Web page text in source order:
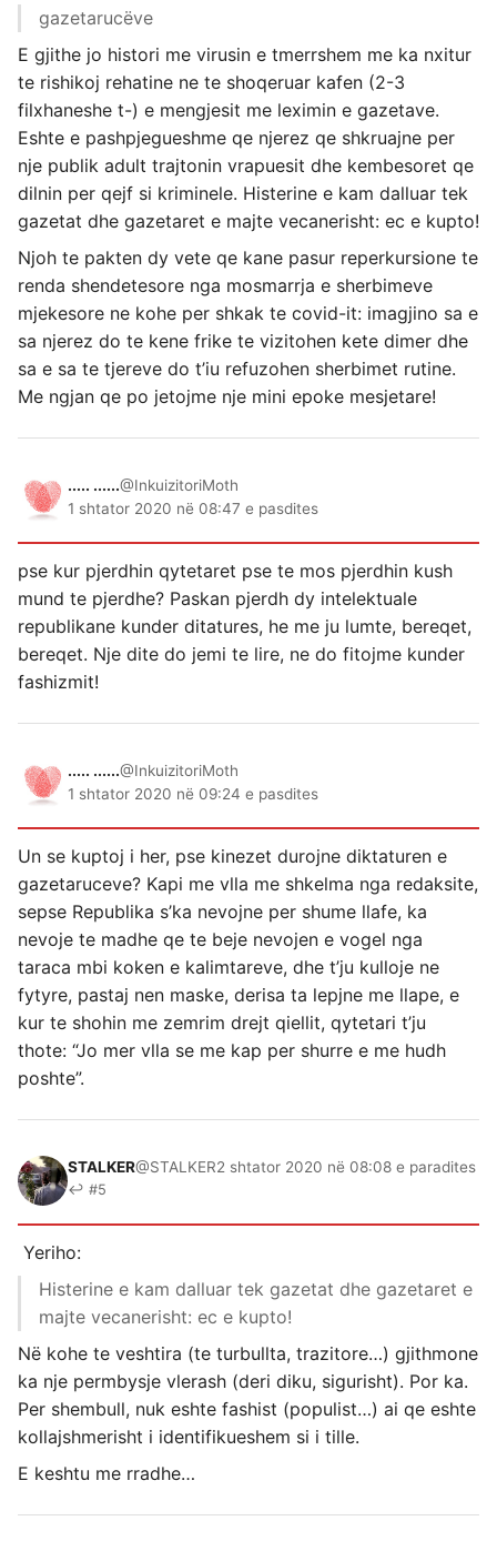
gazetarucëve
E gjithe jo histori me virusin e tmerrshem me ka nxitur
te rishikoj rehatine ne te shoqeruar kafen (2-3
filxhaneshe t-) e mengjesit me leximin e gazetave.
Eshte e pashpjegueshme qe njerez qe shkruajne per
nje publik adult trajtonin vrapuesit dhe kembesoret qe
dilnin per qejf si kriminele. Histerine e kam dalluar tek
gazetat dhe gazetaret e majte vecanerisht: ec e kupto!
Njoh te pakten dy vete qe kane pasur reperkursione te
renda shendetesore nga mosmarrja e sherbimeve
mjekesore ne kohe per shkak te covid-it: imagjino sa e
sa njerez do te kene frike te vizitohen kete dimer dhe
sa e sa te tjereve do t’iu refuzohen sherbimet rutine.
Me ngjan qe po jetojme nje mini epoke mesjetare!
..... ......@InkuizitoriMoth
1 shtator 2020 në 08:47 e pasdites
pse kur pjerdhin qytetaret pse te mos pjerdhin kush
mund te pjerdhe? Paskan pjerdh dy intelektuale
republikane kunder ditatures, he me ju lumte, bereqet,
bereqet. Nje dite do jemi te lire, ne do fitojme kunder
fashizmit!
..... ......@InkuizitoriMoth
1 shtator 2020 në 09:24 e pasdites
Un se kuptoj i her, pse kinezet durojne diktaturen e
gazetaruceve? Kapi me vlla me shkelma nga redaksite,
sepse Republika s’ka nevojne per shume llafe, ka
nevoje te madhe qe te beje nevojen e vogel nga
taraca mbi koken e kalimtareve, dhe t’ju kulloje ne
fytyre, pastaj nen maske, derisa ta lepjne me llape, e
kur te shohin me zemrim drejt qiellit, qytetari t’ju
thote: “Jo mer vlla se me kap per shurre e me hudh
poshte”.
STALKER@STALKER2 shtator 2020 në 08:08 e paradites
↩ #5
Yeriho:
Histerine e kam dalluar tek gazetat dhe gazetaret e
majte vecanerisht: ec e kupto!
Në kohe te veshtira (te turbullta, trazitore…) gjithmone
ka nje permbysje vlerash (deri diku, sigurisht). Por ka.
Per shembull, nuk eshte fashist (populist…) ai qe eshte
kollajshmerisht i identifikueshem si i tille.
E keshtu me rradhe…